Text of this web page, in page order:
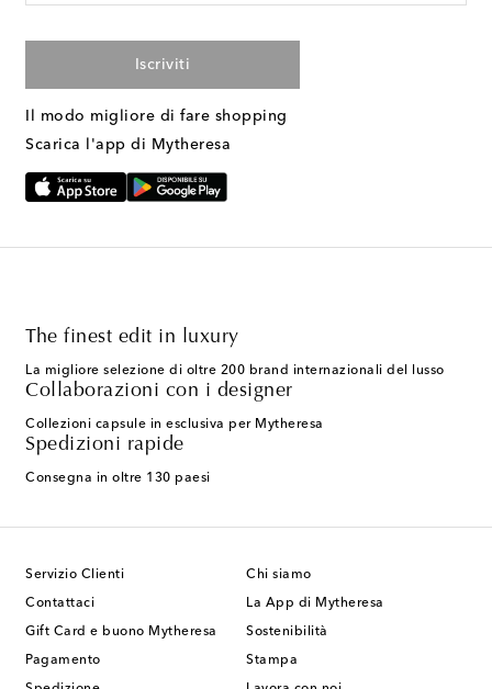
Iscriviti
Il modo migliore di fare shopping
Scarica l'app di Mytheresa
The finest edit in luxury
La migliore selezione di oltre 200 brand internazionali del lusso
Collaborazioni con i designer
Collezioni capsule in esclusiva per Mytheresa
Spedizioni rapide
Consegna in oltre 130 paesi
Servizio Clienti
Contattaci
Gift Card e buono Mytheresa
Pagamento
Chi siamo
La App di Mytheresa
Sostenibilità
Stampa